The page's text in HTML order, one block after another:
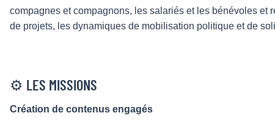
compagnes et compagnons, les salariés et les bénévoles et
de projets, les dynamiques de mobilisation politique et de
⚙️ LES MISSIONS
Création de contenus engagés